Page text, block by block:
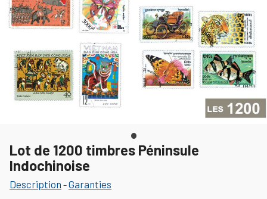
Lot de 1200 timbres Péninsule
Indochinoise
Description -Garanties